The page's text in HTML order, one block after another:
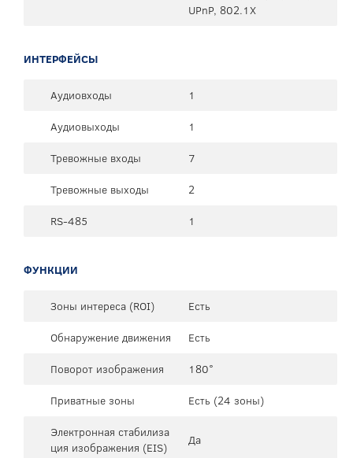
UPnP, 802.1X
ИНТЕРФЕЙСЫ
Аудиовходы
1
Аудиовыходы
1
Тревожные входы
7
Тревожные выходы
2
RS-485
1
ФУНКЦИИ
Зоны интереса (ROI)
Есть
Обнаружение движения
Есть
Поворот изображения
180°
Приватные зоны
Есть (24 зоны)
Электронная стабилиза
ция изображения (EIS)
Да